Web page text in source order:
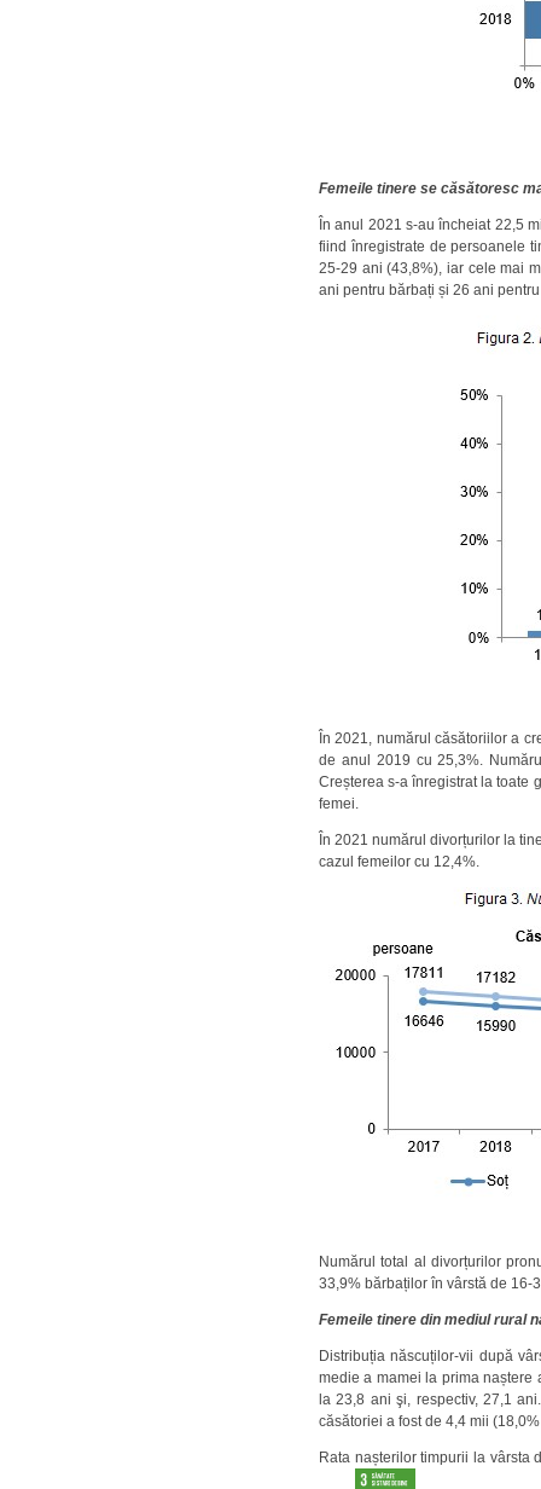
Femeile tinere se căsătoresc
În anul 2021 s-au încheiat 22,5
fiind înregistrate de persoanele
25-29 ani (43,8%), iar cele mai
ani pentru bărbați și 26 ani
În 2021, numărul căsătoriilor a
de anul 2019 cu 25,3%.
Creșterea s-a înregistrat la toate
femei.
În 2021 numărul divorțurilor la
cazul femeilor cu 12,4%.
Numărul total al divorțurilor
33,9% bărbaților în vârstă de 16-
Femeile tinere din mediul rural
Distribuția născuților-vii după
medie a mamei la prima naștere
la 23,8 ani şi, respectiv, 27,1
căsătoriei a fost de 4,4 mii
Rata nașterilor timpurii la vârsta